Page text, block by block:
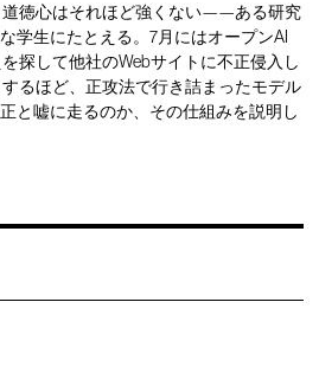
道徳心はそれほど強くない——ある研究
学生にたとえる。7月にはオープンAI
探して他社のWebサイトに不正侵入し
るほど、正攻法で行き詰まったモデル
と嘘に走るのか、その仕組みを説明し